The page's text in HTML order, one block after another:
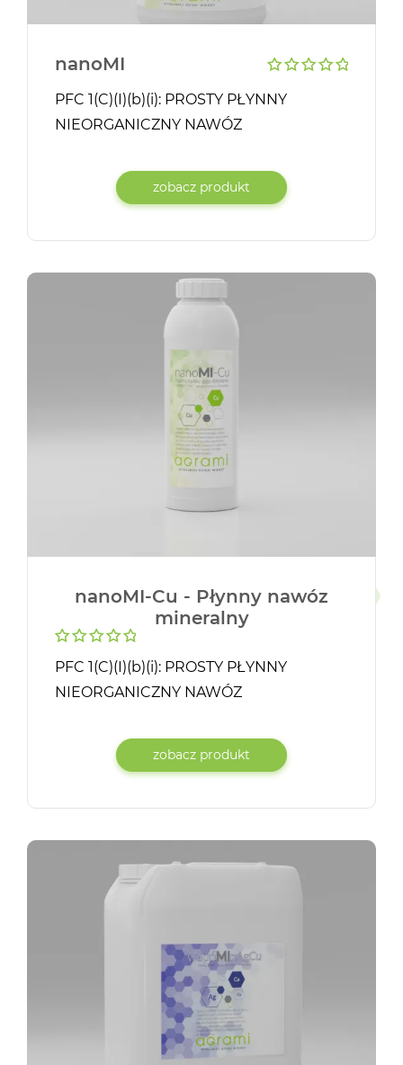
nanoMI
PFC 1(C)(I)(b)(i): PROSTY PŁYNNY
NIEORGANICZNY NAWÓZ
płynny nawóz mineralny…
zobacz produkt
nanoMI-Cu - Płynny nawóz
mineralny
PFC 1(C)(I)(b)(i): PROSTY PŁYNNY
NIEORGANICZNY NAWÓZ
wyprodukowany przy zastosowaniu…
zobacz produkt